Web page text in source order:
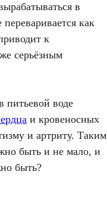
в
как
к
серьёзным
воде
и кровеносных
и артриту. Таким
быть и не мало, и
быть?